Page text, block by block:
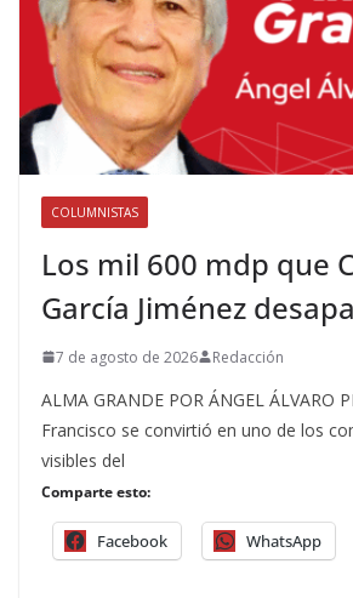
COLUMNISTAS
Los mil 600 mdp que
García Jiménez
7 de agosto de 2026 Redacción
ALMA GRANDE POR ÁNGEL ÁLVARO
Francisco se convirtió en uno de los
visibles del
Comparte esto:
Facebook WhatsApp